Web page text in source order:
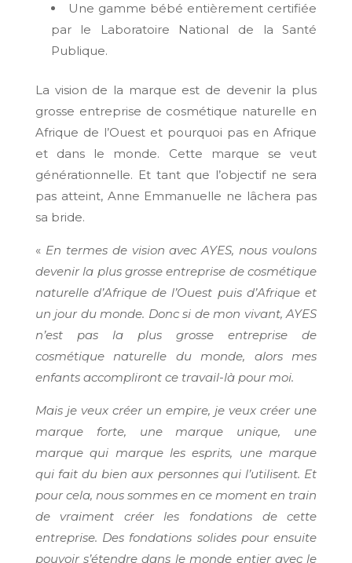
Une gamme bébé entièrement certifiée
par le Laboratoire National de la Santé
Publique.
La vision de la marque est de devenir la plus
grosse entreprise de cosmétique naturelle en
Afrique de l’Ouest et pourquoi pas en Afrique
et dans le monde. Cette marque se veut
générationnelle. Et tant que l’objectif ne sera
pas atteint, Anne Emmanuelle ne lâchera pas
sa bride.
« En termes de vision avec AYES, nous voulons
devenir la plus grosse entreprise de cosmétique
naturelle d’Afrique de l’Ouest puis d’Afrique et
un jour du monde. Donc si de mon vivant, AYES
n’est pas la plus grosse entreprise de
cosmétique naturelle du monde, alors mes
enfants accompliront ce travail-là pour moi.
Mais je veux créer un empire, je veux créer une
marque forte, une marque unique, une
marque qui marque les esprits, une marque
qui fait du bien aux personnes qui l’utilisent. Et
pour cela, nous sommes en ce moment en train
de vraiment créer les fondations de cette
entreprise. Des fondations solides pour ensuite
pouvoir s’étendre dans le monde entier avec le